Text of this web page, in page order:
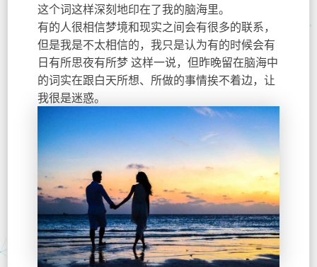
这个词这样深刻地印在了我的脑海里。
有的人很相信梦境和现实之间会有很多的联系，
但是我是不太相信的，我只是认为有的时候会有
日有所思夜有所梦 这样一说，但昨晚留在脑海中
的词实在跟白天所想、所做的事情挨不着边，让
我很是迷惑。